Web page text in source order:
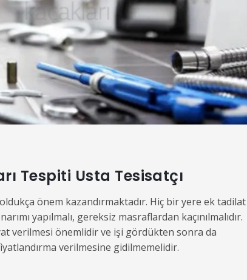
Tespiti Usta Tesisatçı
önem kazandırmaktadır. Hiç bir yere ek tadilat
yapılmalı, gereksiz masraflardan kaçınılmalıdır.
verilmesi önemlidir ve işi gördükten sonra da
verilmesine gidilmemelidir.